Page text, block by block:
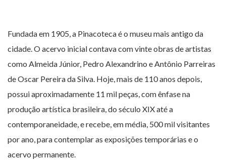
Fundada em 1905, a Pinacoteca é o museu mais antigo da
cidade. O acervo inicial contava com vinte obras de artistas
como Almeida Júnior, Pedro Alexandrino e Antônio Parreiras
de Oscar Pereira da Silva. Hoje, mais de 110 anos depois,
possui aproximadamente 11 mil peças, com ênfase na
produção artística brasileira, do século XIX até a
contemporaneidade, e recebe, em média, 500 mil visitantes
por ano, para contemplar as exposições temporárias e o
acervo permanente.